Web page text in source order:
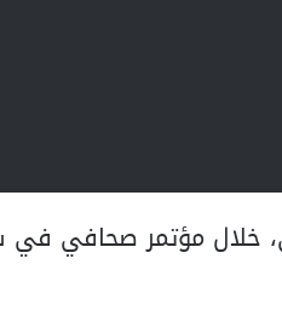
خلال مؤتمر صحافي